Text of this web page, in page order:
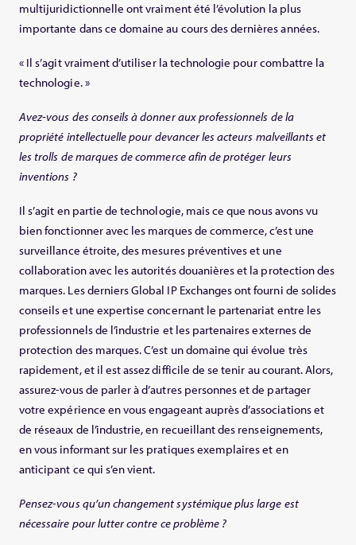
multijuridictionnelle ont vraiment été l’évolution la plus
importante dans ce domaine au cours des dernières années.
« Il s’agit vraiment d’utiliser la technologie pour combattre la
technologie. »
Avez-vous des conseils à donner aux professionnels de la
propriété intellectuelle pour devancer les acteurs malveillants et
les trolls de marques de commerce afin de protéger leurs
inventions ?
Il s’agit en partie de technologie, mais ce que nous avons vu
bien fonctionner avec les marques de commerce, c’est une
surveillance étroite, des mesures préventives et une
collaboration avec les autorités douanières et la protection des
marques. Les derniers Global IP Exchanges ont fourni de solides
conseils et une expertise concernant le partenariat entre les
professionnels de l’industrie et les partenaires externes de
protection des marques. C’est un domaine qui évolue très
rapidement, et il est assez difficile de se tenir au courant. Alors,
assurez-vous de parler à d’autres personnes et de partager
votre expérience en vous engageant auprès d’associations et
de réseaux de l’industrie, en recueillant des renseignements,
en vous informant sur les pratiques exemplaires et en
anticipant ce qui s’en vient.
Pensez-vous qu’un changement systémique plus large est
nécessaire pour lutter contre ce problème ?